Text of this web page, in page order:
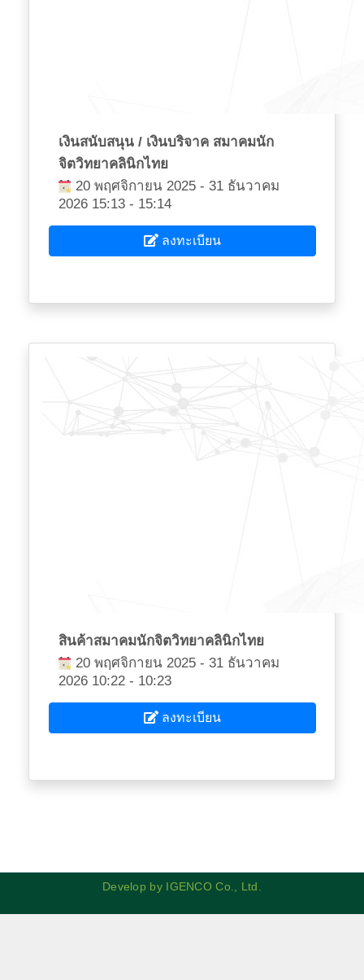
เงินสนับสนุน / เงินบริจาค สมาคมนัก
จิตวิทยาคลินิกไทย
20 พฤศจิกายน 2025 - 31 ธันวาคม
2026 15:13 - 15:14
ลงทะเบียน
สินค้าสมาคมนักจิตวิทยาคลินิกไทย
20 พฤศจิกายน 2025 - 31 ธันวาคม
2026 10:22 - 10:23
ลงทะเบียน
Develop by IGENCO Co., Ltd.